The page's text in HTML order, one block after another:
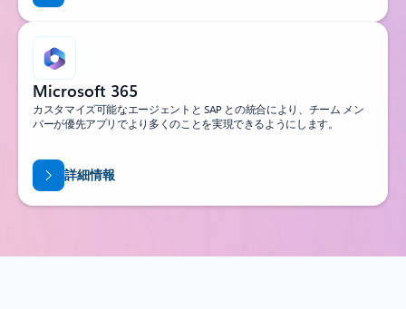
Microsoft 365
カスタマイズ可能なエージェントと SAP との統合により、チーム メン
バーが優先アプリでより多くのことを実現できるようにします。
詳細情報